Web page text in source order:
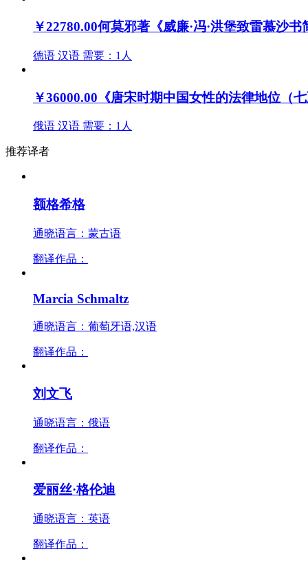
￥22780.00何莫邪著《威廉·冯·洪堡致雷慕沙
德语 汉语 需要：1人
￥36000.00 《唐宋时期中国女性的法律地位（
俄语 汉语 需要：1人
推荐译者
额格希格
通晓语言：蒙古语
翻译作品：
Marcia Schmaltz
通晓语言：葡萄牙语,汉语
翻译作品：
刘文飞
通晓语言：俄语
翻译作品：
爱丽丝·格伦迪
通晓语言：英语
翻译作品：